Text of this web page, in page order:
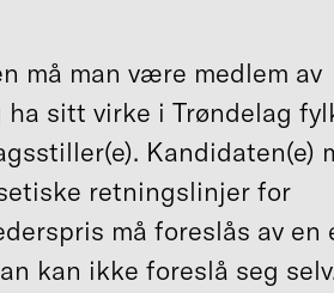
må man være medlem av
sitt virke i Trøndelag
Kandidaten(e)
retningslinjer for
må foreslås av en
kan ikke foreslå seg